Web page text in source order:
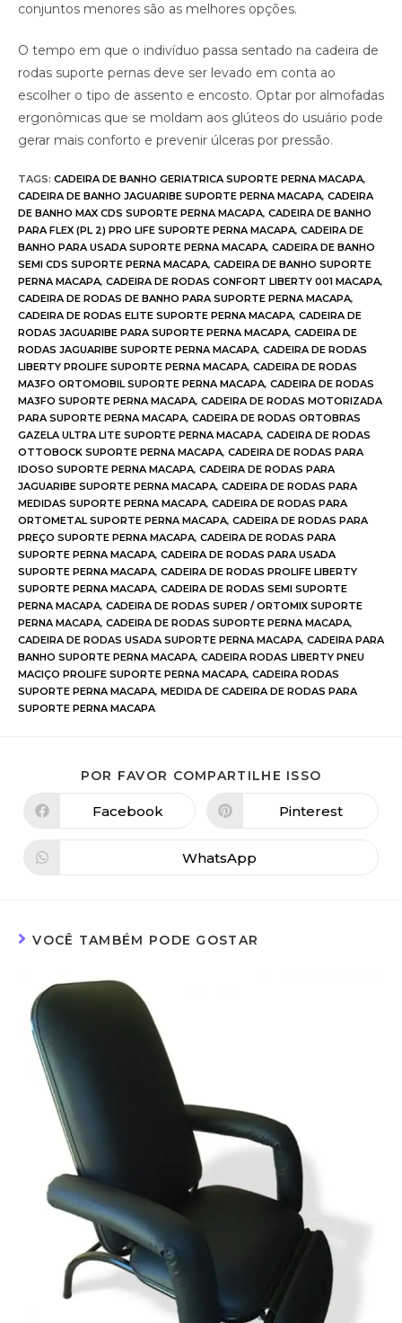
conjuntos menores são as melhores opções.
O tempo em que o indivíduo passa sentado na cadeira de
rodas suporte pernas deve ser levado em conta ao
escolher o tipo de assento e encosto. Optar por almofadas
ergonômicas que se moldam aos glúteos do usuário pode
gerar mais conforto e prevenir úlceras por pressão.
TAGS: CADEIRA DE BANHO GERIATRICA SUPORTE PERNA MACAPA,
CADEIRA DE BANHO JAGUARIBE SUPORTE PERNA MACAPA, CADEIRA
DE BANHO MAX CDS SUPORTE PERNA MACAPA, CADEIRA DE BANHO
PARA FLEX (PL 2) PRO LIFE SUPORTE PERNA MACAPA, CADEIRA DE
BANHO PARA USADA SUPORTE PERNA MACAPA, CADEIRA DE BANHO
SEMI CDS SUPORTE PERNA MACAPA, CADEIRA DE BANHO SUPORTE
PERNA MACAPA, CADEIRA DE RODAS CONFORT LIBERTY 001 MACAPA,
CADEIRA DE RODAS DE BANHO PARA SUPORTE PERNA MACAPA,
CADEIRA DE RODAS ELITE SUPORTE PERNA MACAPA, CADEIRA DE
RODAS JAGUARIBE PARA SUPORTE PERNA MACAPA, CADEIRA DE
RODAS JAGUARIBE SUPORTE PERNA MACAPA, CADEIRA DE RODAS
LIBERTY PROLIFE SUPORTE PERNA MACAPA, CADEIRA DE RODAS
MA3FO ORTOMOBIL SUPORTE PERNA MACAPA, CADEIRA DE RODAS
MA3FO SUPORTE PERNA MACAPA, CADEIRA DE RODAS MOTORIZADA
PARA SUPORTE PERNA MACAPA, CADEIRA DE RODAS ORTOBRAS
GAZELA ULTRA LITE SUPORTE PERNA MACAPA, CADEIRA DE RODAS
OTTOBOCK SUPORTE PERNA MACAPA, CADEIRA DE RODAS PARA
IDOSO SUPORTE PERNA MACAPA, CADEIRA DE RODAS PARA
JAGUARIBE SUPORTE PERNA MACAPA, CADEIRA DE RODAS PARA
MEDIDAS SUPORTE PERNA MACAPA, CADEIRA DE RODAS PARA
ORTOMETAL SUPORTE PERNA MACAPA, CADEIRA DE RODAS PARA
PREÇO SUPORTE PERNA MACAPA, CADEIRA DE RODAS PARA
SUPORTE PERNA MACAPA, CADEIRA DE RODAS PARA USADA
SUPORTE PERNA MACAPA, CADEIRA DE RODAS PROLIFE LIBERTY
SUPORTE PERNA MACAPA, CADEIRA DE RODAS SEMI SUPORTE
PERNA MACAPA, CADEIRA DE RODAS SUPER / ORTOMIX SUPORTE
PERNA MACAPA, CADEIRA DE RODAS SUPORTE PERNA MACAPA,
CADEIRA DE RODAS USADA SUPORTE PERNA MACAPA, CADEIRA PARA
BANHO SUPORTE PERNA MACAPA, CADEIRA RODAS LIBERTY PNEU
MACIÇO PROLIFE SUPORTE PERNA MACAPA, CADEIRA RODAS
SUPORTE PERNA MACAPA, MEDIDA DE CADEIRA DE RODAS PARA
SUPORTE PERNA MACAPA
POR FAVOR COMPARTILHE ISSO
Facebook Pinterest
WhatsApp
VOCÊ TAMBÉM PODE GOSTAR